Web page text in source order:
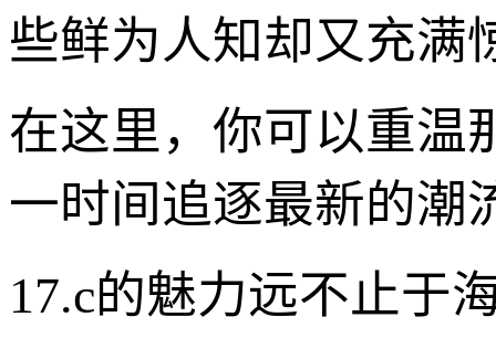
些鲜为人知却又充满
在这里，你可以重温
一时间追逐最新的潮
17.c的魅力远不止于